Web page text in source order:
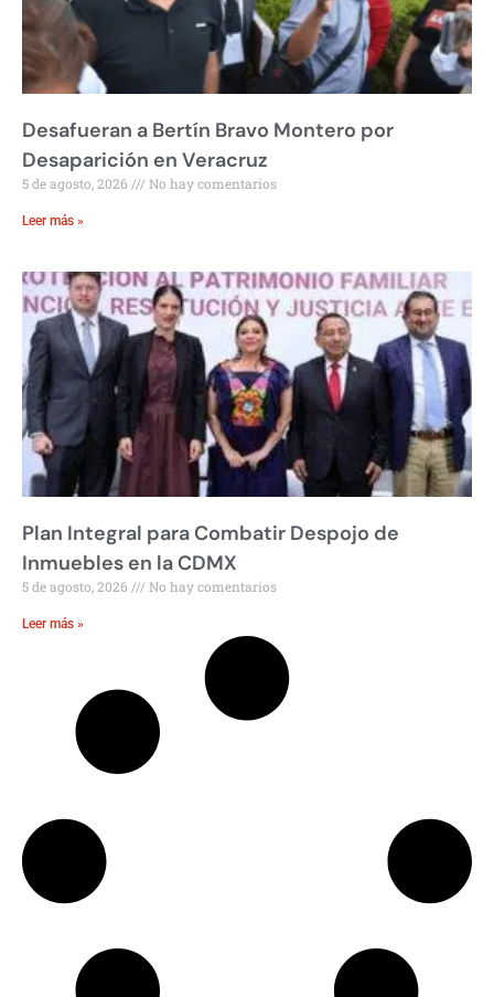
Desafueran a Bertín Bravo Montero por
Desaparición en Veracruz
5 de agosto, 2026 No hay comentarios
Leer más »
Plan Integral para Combatir Despojo de
Inmuebles en la CDMX
5 de agosto, 2026 No hay comentarios
Leer más »